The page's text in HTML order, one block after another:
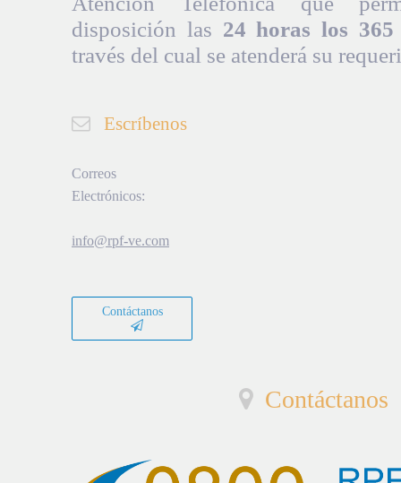
disposición las 24 horas los
través del cual se atenderá su
Escríbenos
Correos
Electrónicos:
info@rpf-ve.com
Contáctanos
Contáctanos